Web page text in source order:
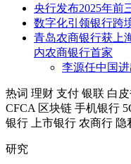
央行发布2025年前
数字化引领银行跨
青岛农商银行获上
内农商银行首家
李源任中国
热词 理财 支付 银联 白
CFCA 区块链 手机银行
银行
上市银行 农商行 隐
研究